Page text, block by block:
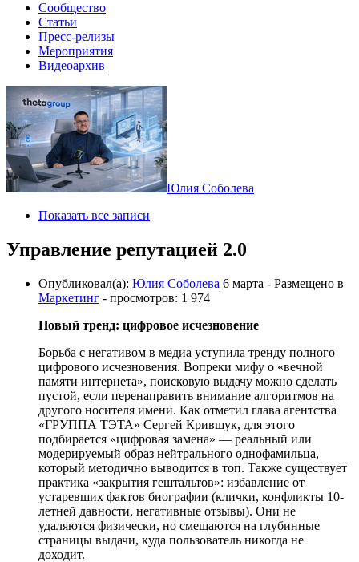
Сообщество
Статьи
Пресс-релизы
Мероприятия
Видеоархив
Юлия Соболева
Показать все записи
Управление репутацией 2.0
Опубликовал(а): Юлия Соболева 6 марта - Размещено в
Маркетинг - просмотров: 1 974
Новый тренд: цифровое исчезновение
Борьба с негативом в медиа уступила тренду полного
цифрового исчезновения. Вопреки мифу о «вечной
памяти интернета», поисковую выдачу можно сделать
пустой, если перенаправить внимание алгоритмов на
другого носителя имени. Как отметил глава агентства
«ГРУППА ТЭТА» Сергей Крившук, для этого
подбирается «цифровая замена» — реальный или
модерируемый образ нейтрального однофамильца,
который методично выводится в топ. Также существует
практика «закрытия гештальтов»: избавление от
устаревших фактов биографии (клички, конфликты 10-
летней давности, негативные отзывы). Они не
удаляются физически, но смещаются на глубинные
страницы выдачи, куда пользователь никогда не
доходит.